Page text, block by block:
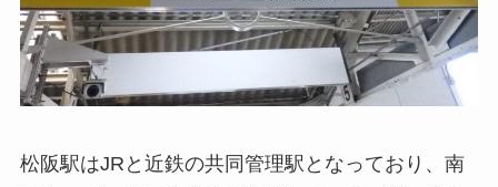
松阪駅はJRと近鉄の共同管理駅となっており、南